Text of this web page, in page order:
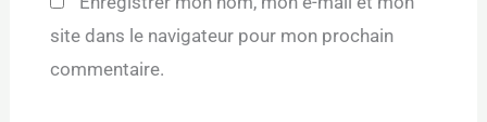
site dans le navigateur pour mon prochain
commentaire.